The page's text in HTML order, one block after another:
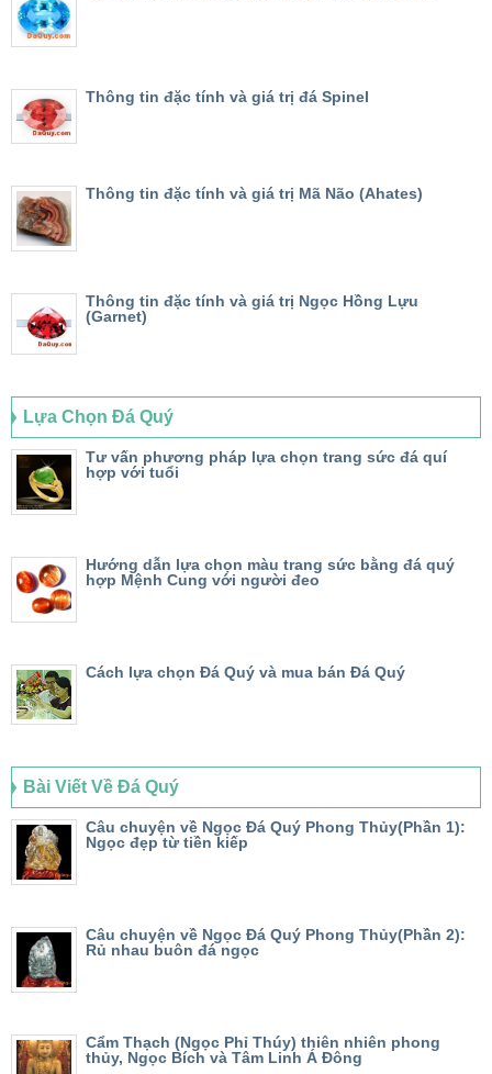
Thông tin đặc tính và giá trị đá Spinel
Thông tin đặc tính và giá trị Mã Não (Ahates)
Thông tin đặc tính và giá trị Ngọc Hồng Lựu
(Garnet)
Lựa Chọn Đá Quý
Tư vấn phương pháp lựa chọn trang sức đá quí
hợp với tuổi
Hướng dẫn lựa chọn màu trang sức bằng đá quý
hợp Mệnh Cung với người đeo
Cách lựa chọn Đá Quý và mua bán Đá Quý
Bài Viết Về Đá Quý
Câu chuyện về Ngọc Đá Quý Phong Thủy(Phần 1):
Ngọc đẹp từ tiền kiếp
Câu chuyện về Ngọc Đá Quý Phong Thủy(Phần 2):
Rủ nhau buôn đá ngọc
Cẩm Thạch (Ngọc Phỉ Thúy) thiên nhiên phong
thủy, Ngọc Bích và Tâm Linh Á Đông